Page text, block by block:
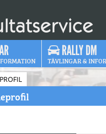
RALLY DM
TÄVLINGAR &